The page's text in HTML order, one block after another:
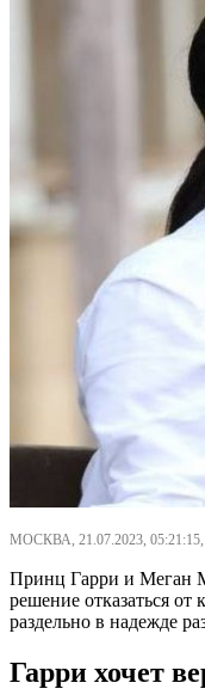
МОСКВА, 21.07.2023,
Принц Гарри и Меган
решение отказаться
раздельно в надежде
Гарри хочет